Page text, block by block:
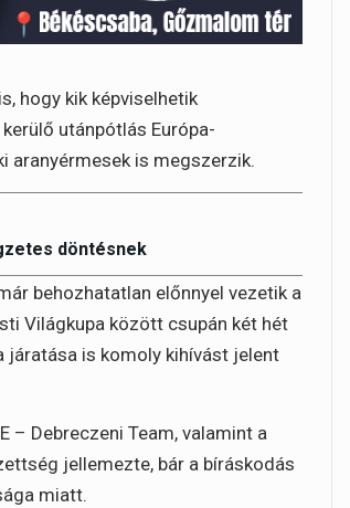
hogy kik képviselhetik
utánpótlás Európa-
aranyérmesek is megszerzik.
döntésnek
behozhatatlan előnnyel vezetik a
Világkupa között csupán két hét
járatása is komoly kihívást jelent
– Debreczeni Team, valamint a
jellemezte, bár a bíráskodás
miatt.